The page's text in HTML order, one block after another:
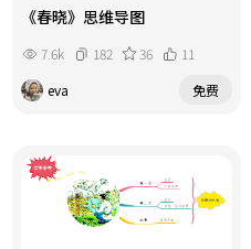
《春晓》思维导图
7.6k 182 36
11
eva
免费